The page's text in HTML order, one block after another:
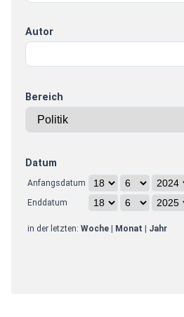
Autor
Bereich
Datum
Anfangsdatum
Enddatum
in der letzten: Woche| Monat Jahr